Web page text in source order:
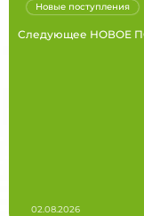
Следующее НОВОЕ
Новые поступления
02.08.2026